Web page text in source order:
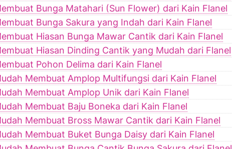
Bunga Matahari (Sun Flower) dari Kain Flanel
Bunga Sakura yang Indah dari Kain Flanel
Hiasan Bunga Mawar Cantik dari Kain Flanel
Hiasan Dinding Cantik yang Mudah dari Flanel
Pohon Delima dari Kain Flanel
Membuat Amplop Multifungsi dari Kain Flanel
Membuat Amplop Unik dari Kain Flanel
Membuat Baju Boneka dari Kain Flanel
Membuat Bross Mawar Cantik dari Kain Flanel
Membuat Buket Bunga Daisy dari Kain Flanel